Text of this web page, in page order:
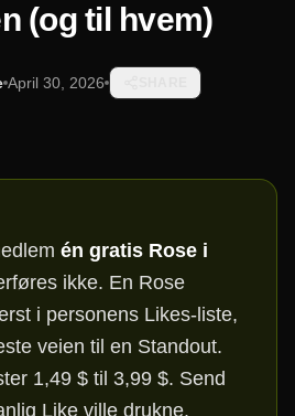
(og til hvem)
April 30, 2026
én gratis Rose i
ikke. En Rose
i personens Likes-liste,
veien til en Standout.
1,49 $ til 3,99 $. Send
Like ville drukne.